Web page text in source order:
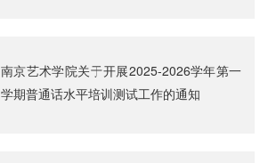
南京艺术学院关于开展2025-2026学年第一
学期普通话水平培训测试工作的通知